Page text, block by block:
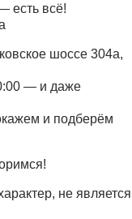
есть всё!
шоссе 304а,
— и даже
и подберём
не является